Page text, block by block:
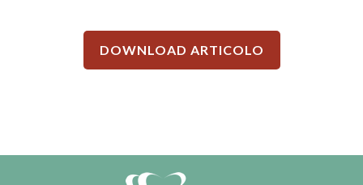
DOWNLOAD ARTICOLO